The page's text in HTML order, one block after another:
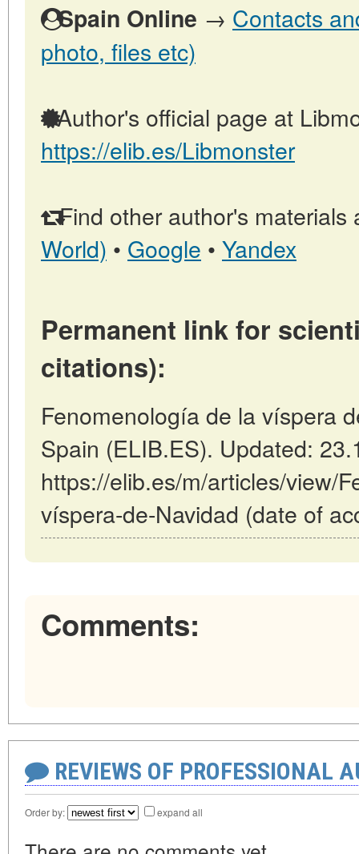
Spain Online → Contacts
photo, files etc)
Author's official page at
https://elib.es/Libmonster
Find other author's materials
World) • Google • Yandex
Permanent link for
citations):
Fenomenología de la víspera
Spain (ELIB.ES). Updated:
https://elib.es/m/articles/view/
víspera-de-Navidad (date of
Comments:
REVIEWS OF PROFESSIONAL
Order by: expand all